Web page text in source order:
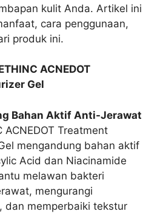
kulit Anda. Artikel ini
cara penggunaan,
produk ini.
ACNEDOT
Gel
Bahan Aktif Anti-Jerawat
ACNEDOT Treatment
mengandung bahan aktif
Acid dan Niacinamide
melawan bakteri
mengurangi
dan memperbaiki tekstur